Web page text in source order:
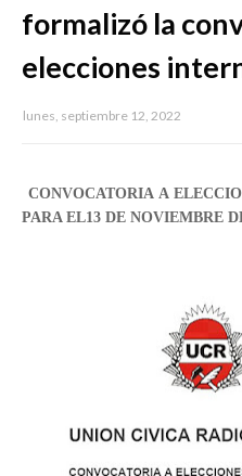
formalizó la
elecciones
lunes, septiembre 12, 2022
CONVOCATORIA A
PARA EL13 DE NOVIEMBRE